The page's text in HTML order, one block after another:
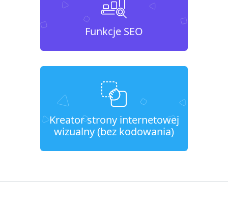
Funkcje SEO
Kreator strony internetowej
wizualny (bez kodowania)